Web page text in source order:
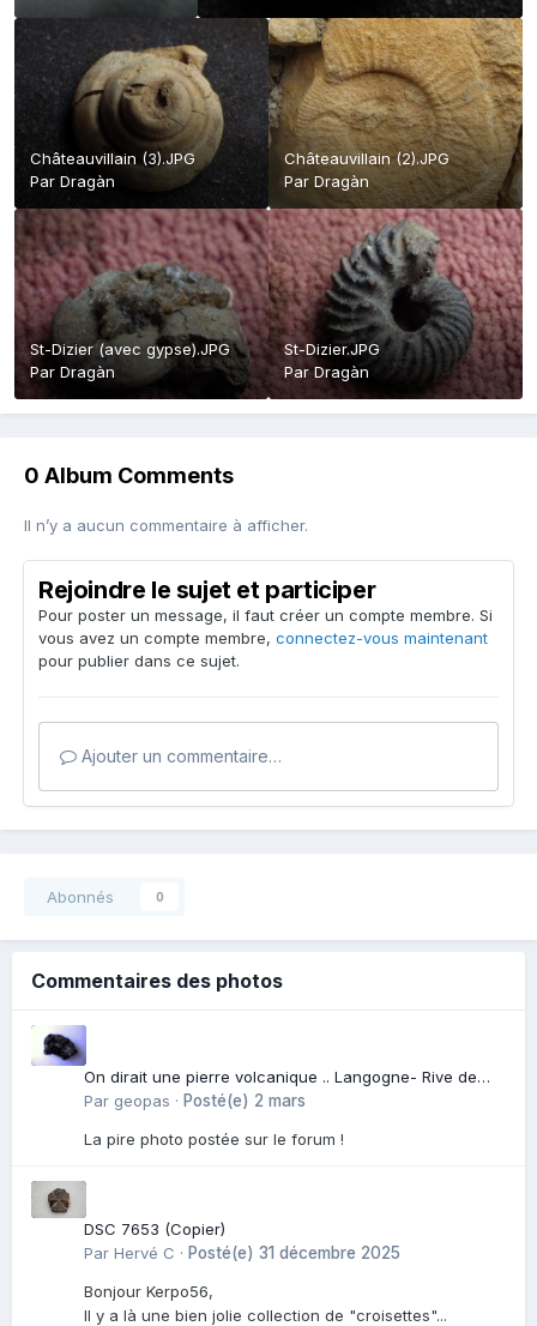
Châteauvillain (3).JPG
Par Dragàn
Châteauvillain (2).JPG
Par Dragàn
St-Dizier (avec gypse).JPG
Par Dragàn
St-Dizier.JPG
ParDragàn
0 Album Comments
Il n’y a aucun commentaire à afficher.
Rejoindre le sujet et participer
Pour poster un message, il faut créer un compte membre. Si
vous avez un compte membre, connectez-vous maintenant
pour publier dans ce sujet.
Ajouter un commentaire…
Abonnés 0
Commentaires des photos
On dirait une pierre volcanique .. Langogne- Rive de
l\'Alli
Par geopas · Posté(e) 2 mars
La pire photo postée sur le forum !
DSC 7653 (Copier)
Par Hervé C · Posté(e) 31 décembre 2025
Bonjour Kerpo56,
Il y a là une bien jolie collection de "croisettes"...